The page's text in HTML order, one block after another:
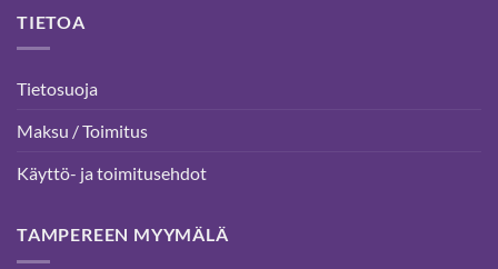
TIETOA
Tietosuoja
Maksu / Toimitus
Käyttö- ja toimitusehdot
TAMPEREEN MYYMÄLÄ